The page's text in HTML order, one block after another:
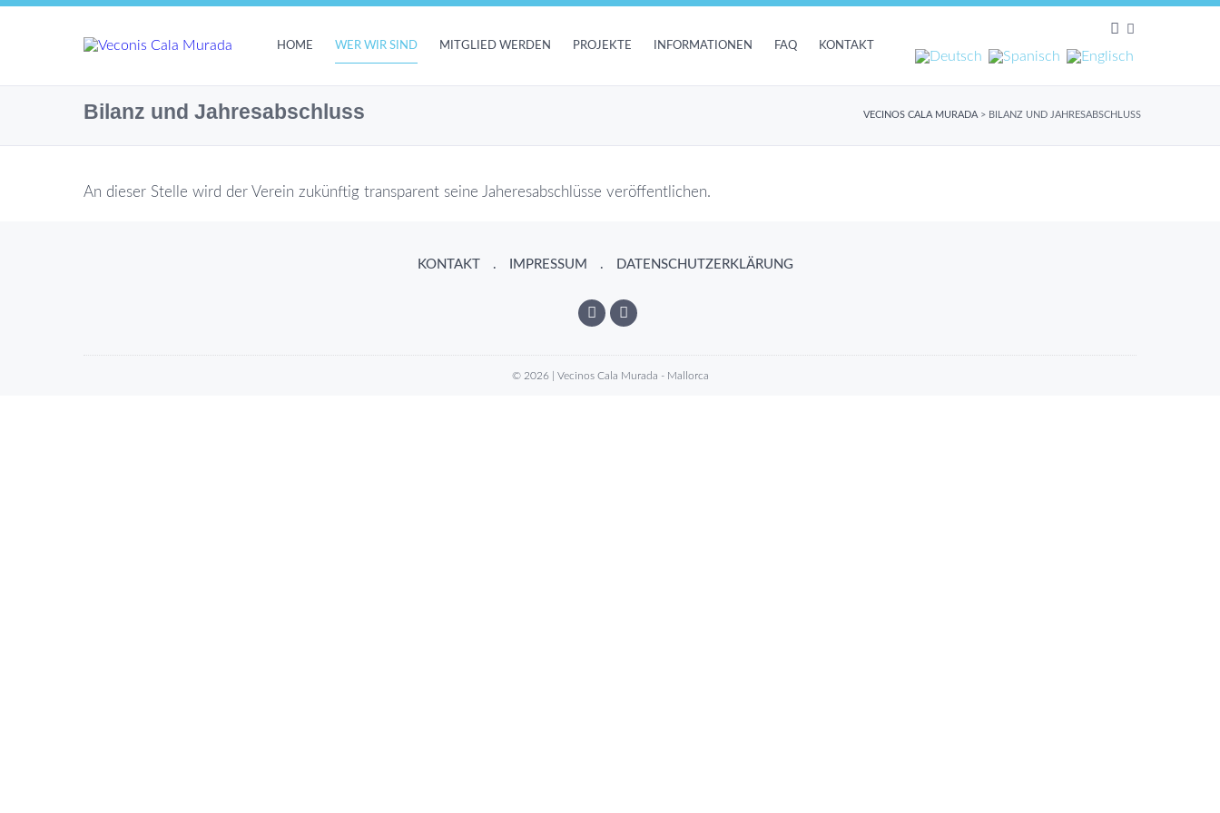
HOME WER WIR SIND MITGLIED WERDEN PROJEKTE INFORMATIONEN FAQ KONTAKT
Bilanz und Jahresabschluss VECINOS CALA MURADA > BILANZ UND JAHRESABSCHLUSS
An dieser Stelle wird der Verein zukünftig transparent seine Jaheresabschlüsse veröffentlichen.
KONTAKT IMPRESSUM DATENSCHUTZERKLÄRUNG
© 2026 | Vecinos Cala Murada - Mallorca